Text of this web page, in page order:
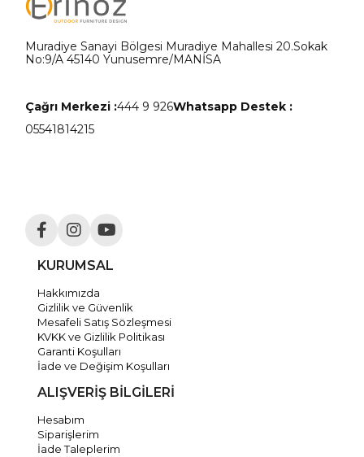
Muradiye Sanayi Bölgesi Muradiye Mahallesi 20.Sokak
No:9/A 45140 Yunusemre/MANİSA
Çağrı Merkezi :444 9 926Whatsapp Destek :
05541814215
KURUMSAL
Hakkımızda
Gizlilik ve Güvenlik
Mesafeli Satış Sözleşmesi
KVKK ve Gizlilik Politikası
Garanti Koşulları
İade ve Değişim Koşulları
ALIŞVERİŞ BİLGİLERİ
Hesabım
Siparişlerim
İade Taleplerim